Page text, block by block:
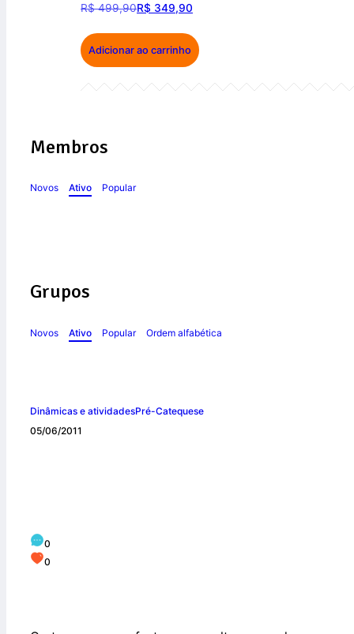
R$499,90R$ 349,90
Adicionar ao carrinho
Membros
Novos Ativo Popular
Grupos
Novos Ativo Popular Ordem alfabética
Dinâmicas e atividadesPré-Catequese
05/06/2011
0
0